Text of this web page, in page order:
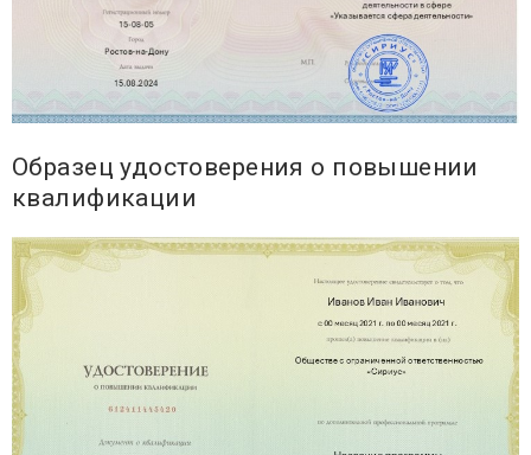
Образец удостоверения о повышении
квалификации